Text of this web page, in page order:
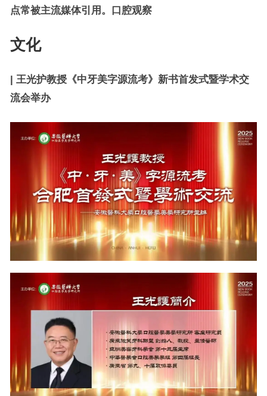
点常被主流媒体引用。口腔观察
文化
| 王光护教授《中牙美字源流考》新书首发式暨学术交
流会举办